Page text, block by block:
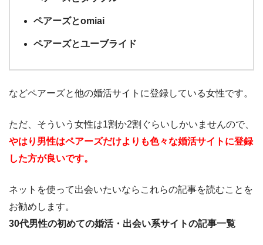
ペアーズとomiai
ペアーズとユーブライド
などペアーズと他の婚活サイトに登録している女性です。
ただ、そういう女性は1割か2割ぐらいしかいませんので、
やはり男性はペアーズだけよりも色々な婚活サイトに登録
した方が良いです。
ネットを使って出会いたいならこれらの記事を読むことを
お勧めします。
30代男性の初めての婚活・出会い系サイトの記事一覧